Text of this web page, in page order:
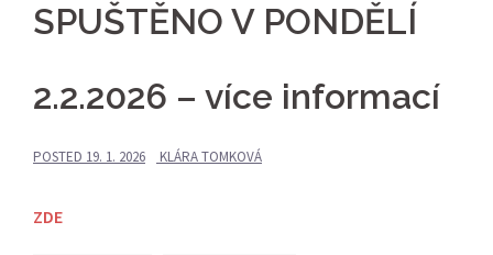
SPUŠTĚNO V PONDĚLÍ
2.2.2026 – více informací
POSTED 19. 1. 2026 KLÁRA TOMKOVÁ
ZDE